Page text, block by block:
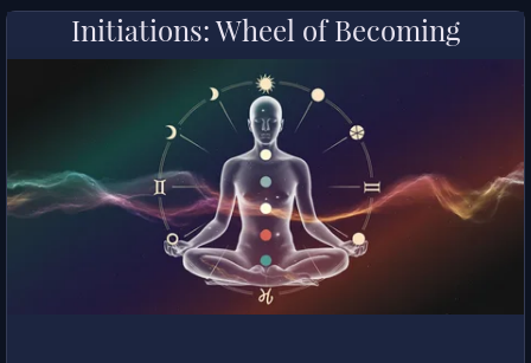
Initiations: Wheel of Becoming